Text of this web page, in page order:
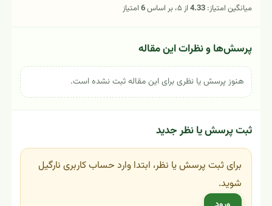
میانگین امتیاز: 4.33از ۵، بر اساس 6امتیاز
پرسش‌ها و نظرات این مقاله
هنوز پرسش یا نظری برای این مقاله ثبت نشده است.
ثبت پرسش یا نظر جدید
برای ثبت پرسش یا نظر، ابتدا وارد حساب کاربری نارگیل
شوید.